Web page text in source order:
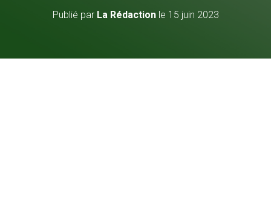
Publié par La Rédactionle 15 juin 2023